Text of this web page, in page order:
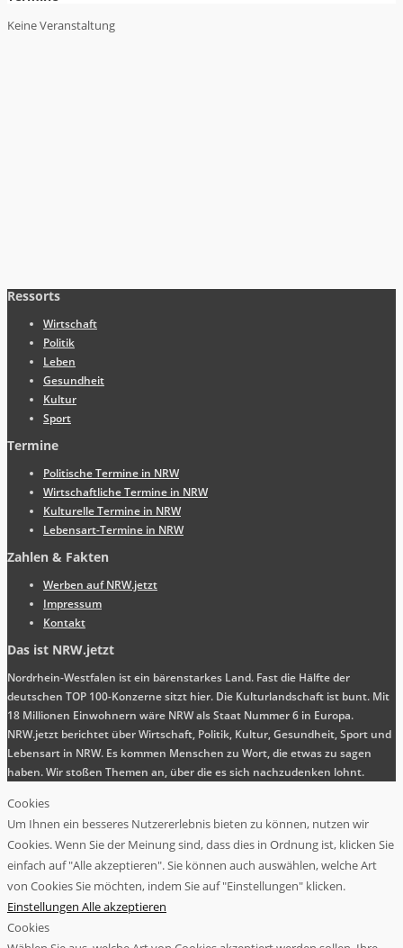
Keine Veranstaltung
Ressorts
Wirtschaft
Politik
Leben
Gesundheit
Kultur
Sport
Termine
Politische Termine in NRW
Wirtschaftliche Termine in NRW
Kulturelle Termine in NRW
Lebensart-Termine in NRW
Zahlen & Fakten
Werben auf NRW.jetzt
Impressum
Kontakt
Das ist NRW.jetzt
Nordrhein-Westfalen ist ein bärenstarkes Land. Fast die Hälfte der
deutschen TOP 100-Konzerne sitzt hier. Die Kulturlandschaft ist bunt. Mit
18 Millionen Einwohnern wäre NRW als Staat Nummer 6 in Europa.
NRW.jetzt berichtet über Wirtschaft, Politik, Kultur, Gesundheit, Sport und
Lebensart in NRW. Es kommen Menschen zu Wort, die etwas zu sagen
haben. Wir stoßen Themen an, über die es sich nachzudenken lohnt.
Cookies
Um Ihnen ein besseres Nutzererlebnis bieten zu können, nutzen wir
Cookies. Wenn Sie der Meinung sind, dass dies in Ordnung ist, klicken Sie
einfach auf "Alle akzeptieren". Sie können auch auswählen, welche Art
von Cookies Sie möchten, indem Sie auf "Einstellungen" klicken.
Einstellungen Alle akzeptieren
Cookies